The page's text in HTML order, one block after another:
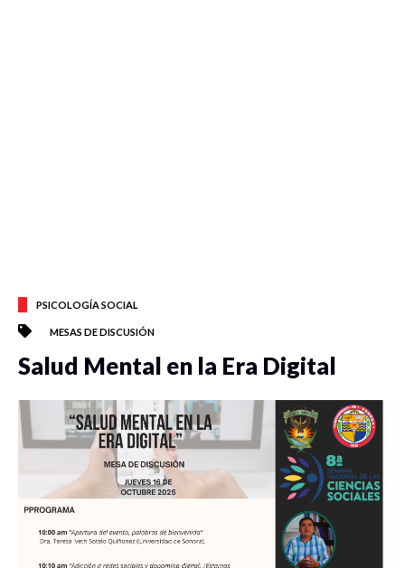
PSICOLOGÍA SOCIAL
MESAS DE DISCUSIÓN
Salud Mental en la Era Digital